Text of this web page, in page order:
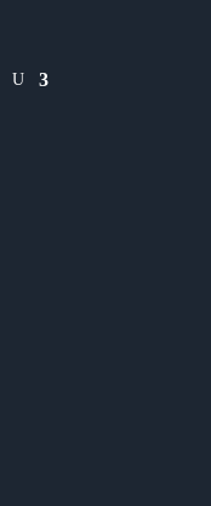
U